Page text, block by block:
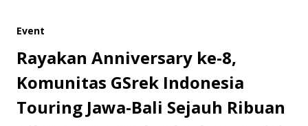
Event
Rayakan Anniversary ke-8,
Komunitas GSrek Indonesia
Touring Jawa-Bali Sejauh Ribuan